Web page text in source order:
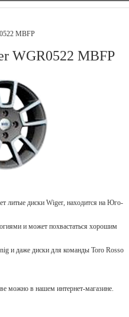
MBFP
WGR0522 MBFP
литые диски Wiger, находится на Юго-
и может похвастаться хорошим
и даже диски для команды Toro Rosso
можно в нашем интернет-магазине.